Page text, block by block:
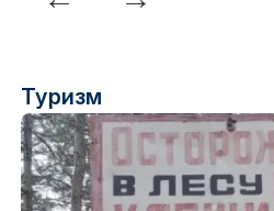
Туризм